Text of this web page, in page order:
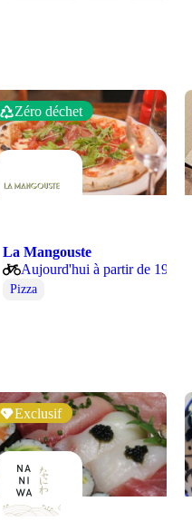
Zéro déchet
La Mangouste
Aujourd'hui à partir de 19:15
Pizza
Exclusif